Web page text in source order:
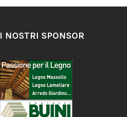
I NOSTRI SPONSOR